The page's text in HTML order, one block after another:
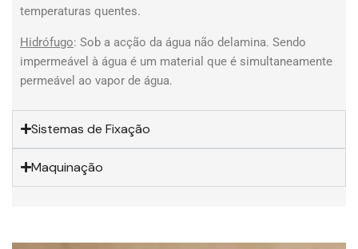
temperaturas quentes.
Hidrófugo: Sob a acção da água não delamina. Sendo
impermeável à água é um material que é simultaneamente
permeável ao vapor de água.
Sistemas de Fixação
Maquinação